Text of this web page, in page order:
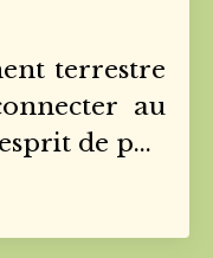
terrestre
au
de p...